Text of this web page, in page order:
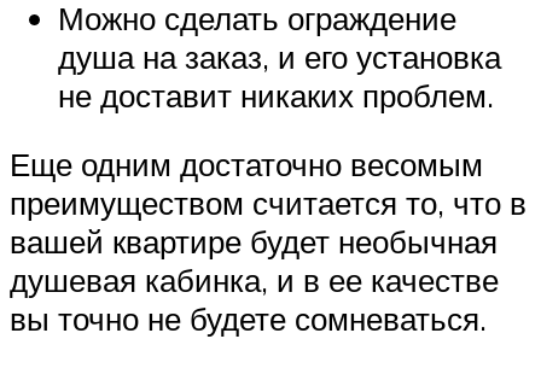
Можно сделать ограждение
душа на заказ, и его установка
не доставит никаких проблем.
Еще одним достаточно весомым
преимуществом считается то, что в
вашей квартире будет необычная
душевая кабинка, и в ее качестве
вы точно не будете сомневаться.